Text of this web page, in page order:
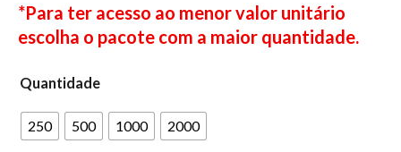
*Para ter acesso ao menor valor unitário
escolha o pacote com a maior quantidade.
Quantidade
250 500 1000 2000